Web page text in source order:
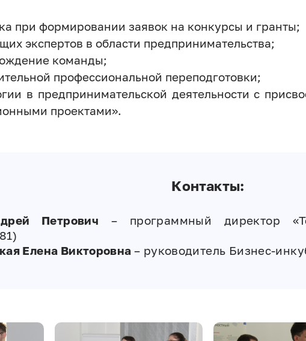
при формировании заявок на конкурсы и гранты;
экспертов в области предпринимательства;
команды;
профессиональной переподготовки;
в предпринимательской деятельности с
проектами».
Контакты:
Петрович – программный директор
Елена Викторовна – руководитель Бизнес-